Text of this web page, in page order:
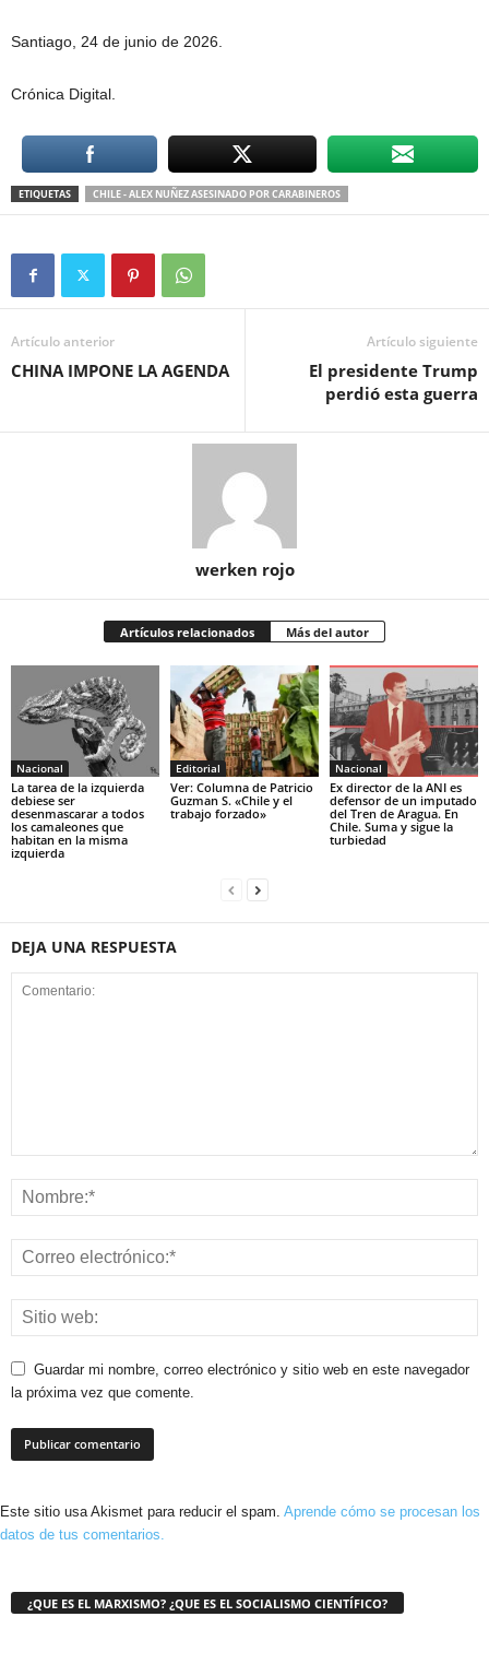
Santiago, 24 de junio de 2026.
Crónica Digital.
ETIQUETAS CHILE - ALEX NUÑEZ ASESINADO POR CARABINEROS
Artículo anterior
CHINA IMPONE LA AGENDA
Artículo siguiente
El presidente Trump
perdió esta guerra
werken rojo
Artículos relacionados Más del autor
Nacional
La tarea de la izquierda
debiese ser
desenmascarar a todos
los camaleones que
habitan en la misma
izquierda
Editorial
Ver: Columna de Patricio
Guzman S. «Chile y el
trabajo forzado»
Nacional
Ex director de la ANI es
defensor de un imputado
del Tren de Aragua. En
Chile. Suma y sigue la
turbiedad
DEJA UNA RESPUESTA
Guardar mi nombre, correo electrónico y sitio web en este navegador
la próxima vez que comente.
Este sitio usa Akismet para reducir el spam. Aprende cómo se procesan los
datos de tus comentarios.
¿QUE ES EL MARXISMO? ¿QUE ES EL SOCIALISMO CIENTÍFICO?